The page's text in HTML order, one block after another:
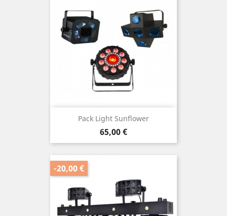
Pack Light Sunflower
Prix
65,00 €
-20,00 €